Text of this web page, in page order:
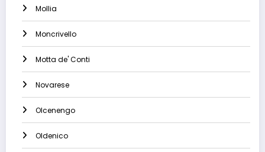
Mollia
Moncrivello
Motta de' Conti
Novarese
Olcenengo
Oldenico